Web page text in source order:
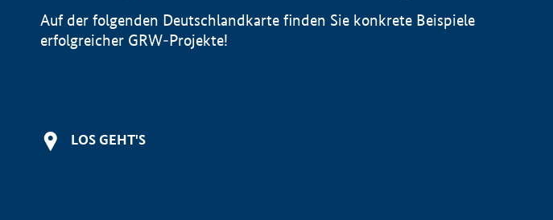
Auf der folgenden Deutschlandkarte finden Sie konkrete Beispiele
erfolgreicher GRW-Projekte!
LOS GEHT'S